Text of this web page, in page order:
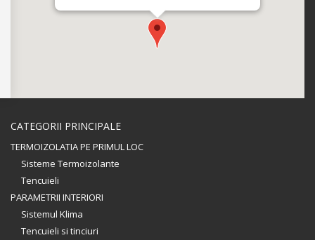
CATEGORII PRINCIPALE
TERMOIZOLATIA PE PRIMUL LOC
Sisteme Termoizolante
Tencuieli
PARAMETRII INTERIORI
Sistemul Klima
Tencuieli si tinciuri